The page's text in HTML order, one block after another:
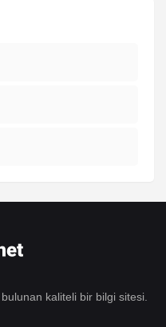
kaliteli bir bilgi sitesi.